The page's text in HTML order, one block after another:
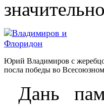
Юрий Владимиров с
посла победы во
Дань